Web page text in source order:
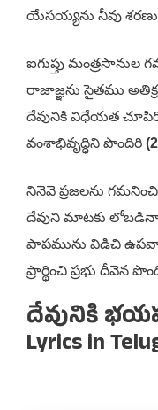
యేసయ్యను నీవు
ఐగుప్తు
రాజాజ్ఞను సైతము
దేవునికి విధేయత
వంశాభివృద్ధిని పొందిరి
నినెవె ప్రజలను
దేవుని మాటకు
పాపమును విడిచి
ప్రార్థించి ప్రభు దీవెన
దేవునికి
Lyrics in